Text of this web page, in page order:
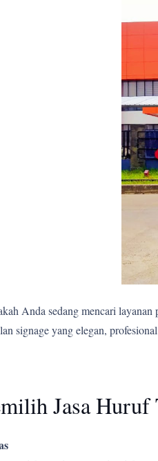
Anda sedang mencari
signage yang elegan,
Jasa